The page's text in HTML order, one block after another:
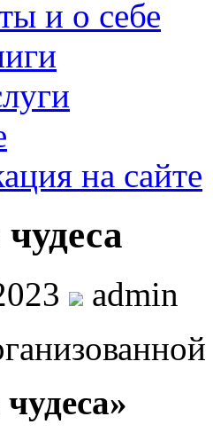
и о себе
на сайте
admin